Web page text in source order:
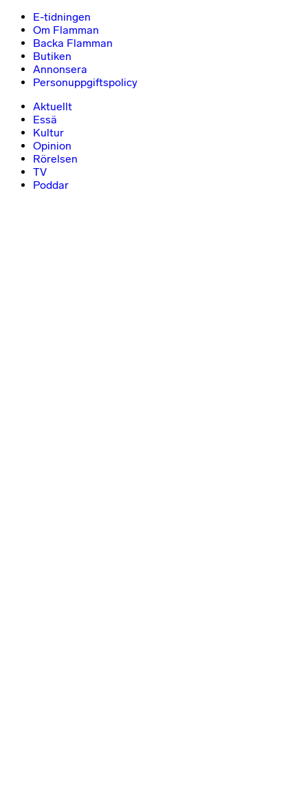
E-tidningen
Om Flamman
Backa Flamman
Butiken
Annonsera
Personuppgiftspolicy
Aktuellt
Essä
Kultur
Opinion
Rörelsen
TV
Poddar